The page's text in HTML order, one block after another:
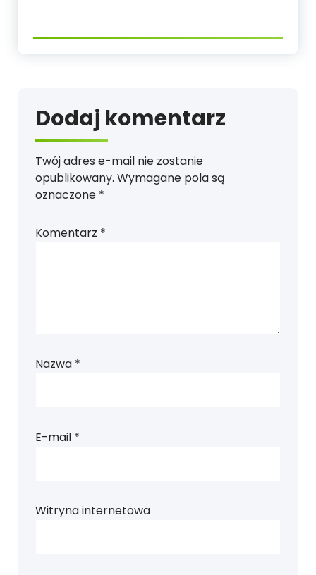
Dodaj komentarz
Twój adres e-mail nie zostanie
opublikowany. Wymagane pola są
oznaczone *
Komentarz *
Nazwa *
E-mail *
Witryna internetowa